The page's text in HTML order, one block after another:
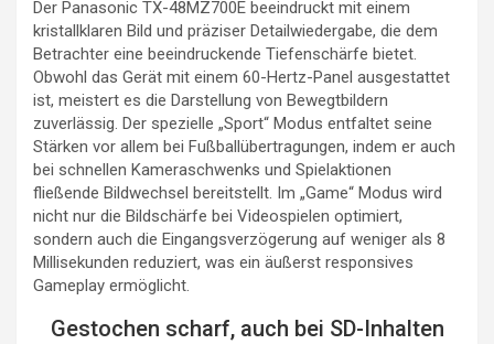
Der Panasonic TX-48MZ700E beeindruckt mit einem
kristallklaren Bild und präziser Detailwiedergabe, die dem
Betrachter eine beeindruckende Tiefenschärfe bietet.
Obwohl das Gerät mit einem 60-Hertz-Panel ausgestattet
ist, meistert es die Darstellung von Bewegtbildern
zuverlässig. Der spezielle „Sport“ Modus entfaltet seine
Stärken vor allem bei Fußballübertragungen, indem er auch
bei schnellen Kameraschwenks und Spielaktionen
fließende Bildwechsel bereitstellt. Im „Game“ Modus wird
nicht nur die Bildschärfe bei Videospielen optimiert,
sondern auch die Eingangsverzögerung auf weniger als 8
Millisekunden reduziert, was ein äußerst responsives
Gameplay ermöglicht.
Gestochen scharf, auch bei SD-Inhalten